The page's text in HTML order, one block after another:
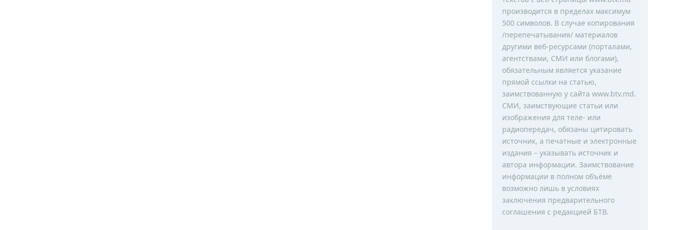
производится в пределах максимум
500 символов. В случае копирования
/перепечатывания/ материалов
другими веб-ресурсами (порталами,
агентствами, СМИ или блогами),
обязательным является указание
прямой ссылки на статью,
заимствованную у сайта www.btv.md.
СМИ, заимствующие статьи или
изображения для теле- или
радиопередач, обязаны цитировать
источник, а печатные и электронные
издания – указывать источник и
автора информации. Заимствование
информации в полном объёме
возможно лишь в условиях
заключения предварительного
соглашения с редакцией БТВ.